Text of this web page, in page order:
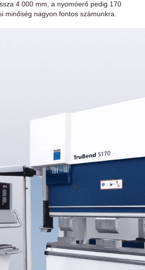
4 000 mm, a nyomóerő pedig 170
minőség nagyon fontos számunkra.